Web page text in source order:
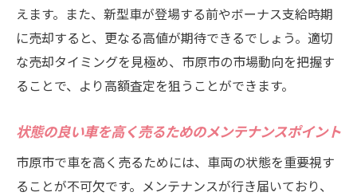
えます。また、新型車が登場する前やボーナス支給時期
に売却すると、更なる高値が期待できるでしょう。適切
な売却タイミングを見極め、市原市の市場動向を把握す
ることで、より高額査定を狙うことができます。
状態の良い車を高く売るためのメンテナンスポイント
市原市で車を高く売るためには、車両の状態を重要視す
ることが不可欠です。メンテナンスが行き届いており、